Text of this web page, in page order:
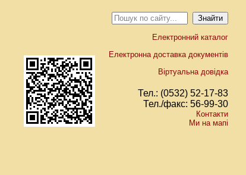
Електронний каталог
Електронна доставка документів
Віртуальна довідка
Тел.: (0532) 52-17-83
Тел./факс: 56-99-30
Контакти
Ми на мапі